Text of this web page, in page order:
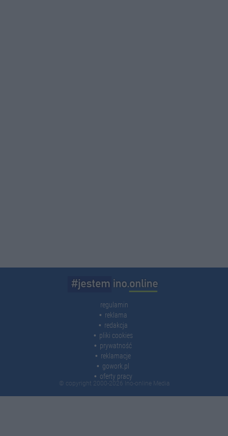
regulamin
reklama
redakcja
pliki cookies
prywatność
reklamacje
gowork.pl
oferty pracy
© copyright 2000-2026 Ino-online Media